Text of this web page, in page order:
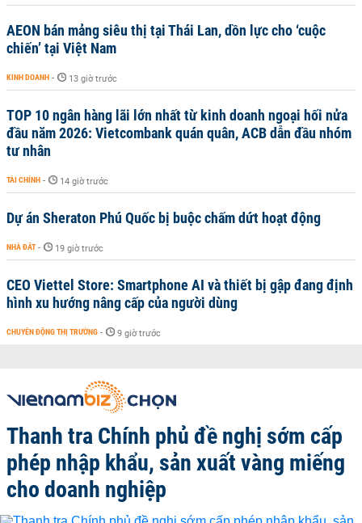
AEON bán mảng siêu thị tại Thái Lan, dồn lực cho ‘cuộc
chiến’ tại Việt Nam
KINH DOANH - 13 giờ trước
TOP 10 ngân hàng lãi lớn nhất từ kinh doanh ngoại hối nửa
đầu năm 2026: Vietcombank quán quân, ACB dẫn đầu nhóm
tư nhân
TÀI CHÍNH - 14 giờ trước
Dự án Sheraton Phú Quốc bị buộc chấm dứt hoạt động
NHÀ ĐẤT - 19 giờ trước
CEO Viettel Store: Smartphone AI và thiết bị gập đang định
hình xu hướng nâng cấp của người dùng
CHUYỂN ĐỘNG THỊ TRƯỜNG - 9 giờ trước
Thanh tra Chính phủ đề nghị sớm cấp
phép nhập khẩu, sản xuất vàng miếng
cho doanh nghiệp